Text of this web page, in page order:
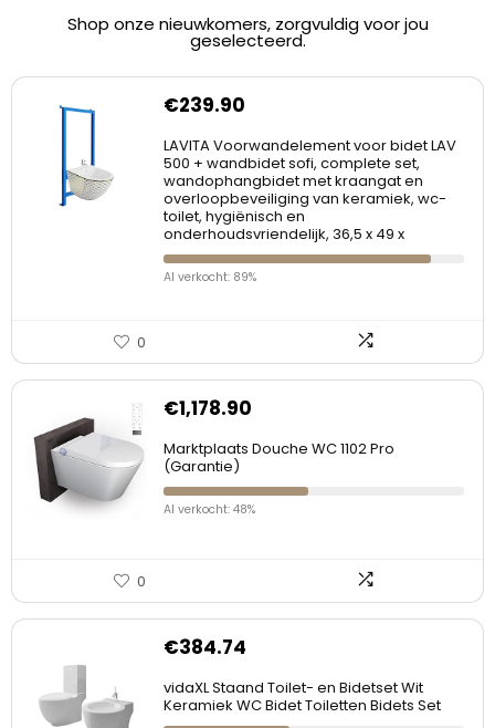
Shop onze nieuwkomers, zorgvuldig voor jou
geselecteerd.
€239.90
LAVITA Voorwandelement voor bidet LAV
500 + wandbidet sofi, complete set,
wandophangbidet met kraangat en
overloopbeveiliging van keramiek, wc-
toilet, hygiënisch en
onderhoudsvriendelijk, 36,5 x 49 x
Al verkocht: 89%
0
€1,178.90
Marktplaats Douche WC 1102 Pro
(Garantie)
Al verkocht: 48%
0
€384.74
vidaXL Staand Toilet- en Bidetset Wit
Keramiek WC Bidet Toiletten Bidets Set